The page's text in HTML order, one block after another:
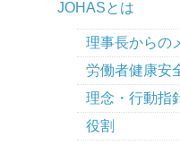
JOHASとは
理事長からの
労働者健康安
理念・行動指
役割